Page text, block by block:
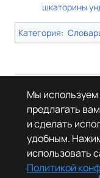
шкаторины
Категория:
Страница в последний
07:37.
© Леста Игры,
Blitz основаны на
права на объекты прав
правообладателям.
Политика
Мы
предлагать
и сделать
удобным.
использовать
Политикой